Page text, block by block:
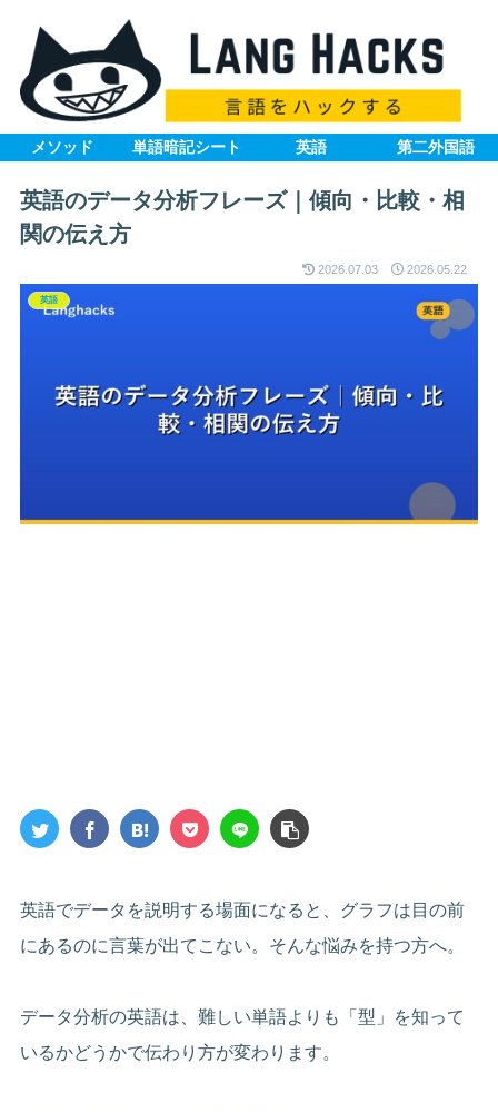
メソッド 単語暗記シート 英語 第二外国語
英語のデータ分析フレーズ｜傾向・比較・相
関の伝え方
2026.07.03 2026.05.22
英語
英語でデータを説明する場面になると、グラフは目の前
にあるのに言葉が出てこない。そんな悩みを持つ方へ。
データ分析の英語は、難しい単語よりも「型」を知って
いるかどうかで伝わり方が変わります。